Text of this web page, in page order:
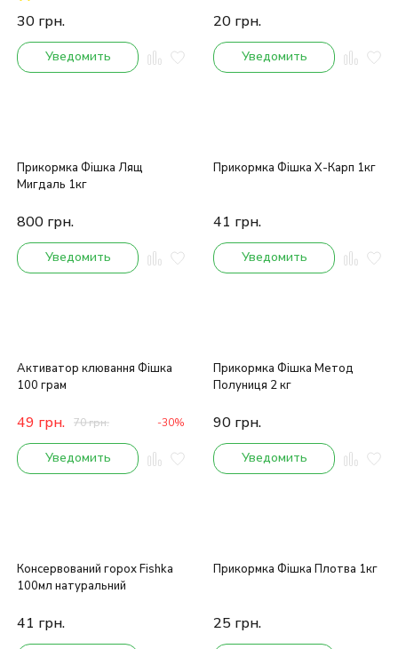
30 грн.
Уведомить
20 грн.
Уведомить
Прикормка Фішка Лящ
Мигдаль 1кг
800 грн.
Уведомить
Прикормка Фішка Х-Карп 1кг
41 грн.
Уведомить
Активатор клювання Фішка
100 грам
49 грн. 70грн. -30%
Уведомить
Прикормка Фішка Метод
Полуниця 2 кг
90 грн.
Уведомить
Консервований горох Fishka
100мл натуральний
41 грн.
Прикормка Фішка Плотва 1кг
25 грн.